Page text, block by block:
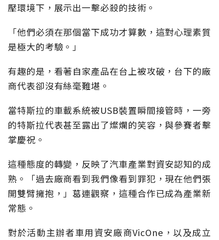
壓環境下，展示出一擊必殺的技術。
「他們必須在那個當下成功才算數，這對心理素質
是極大的考驗。」
有趣的是，看著自家產品在台上被攻破，台下的廠
商代表卻沒有絲毫難堪。
當特斯拉的車載系統被USB裝置瞬間接管時，一旁
的特斯拉代表甚至露出了燦爛的笑容，與參賽者擊
掌慶祝。
這種態度的轉變，反映了汽車產業對資安認知的成
熟。「過去廠商看到我們像看到罪犯，現在他們張
開雙臂擁抱，」葛連觀察，這種合作已成為產業新
常態。
對於活動主辦者車用資安廠商VicOne，以及成立